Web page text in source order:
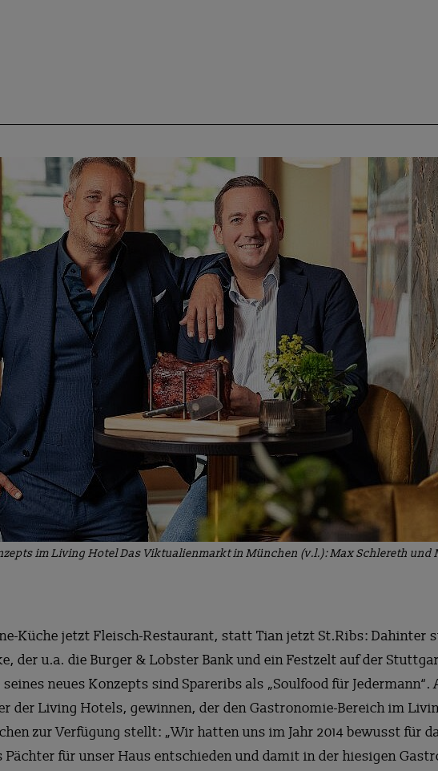
im Living Hotel Das Viktualienmarkt in München (v.l.): Max Schlereth und
Küche jetzt Fleisch-Restaurant, statt Tian jetzt St.Ribs: Dahinter
der u.a. die Burger & Lobster Bank und ein Festzelt auf der
neues Konzepts sind Spareribs als „Soulfood für Jedermann“.
der Living Hotels, gewinnen, der den Gastronomie-Bereich im
zur Verfügung stellt: „Wir hatten uns im Jahr 2014 bewusst für
Pächter für unser Haus entschieden und damit in der hiesigen